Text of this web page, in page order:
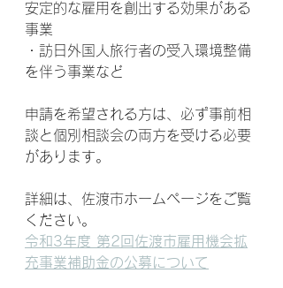
安定的な雇用を創出する効果がある
事業
・訪日外国人旅行者の受入環境整備
を伴う事業など
申請を希望される方は、必ず事前相
談と個別相談会の両方を受ける必要
があります。
詳細は、佐渡市ホームページをご覧
ください。
令和3年度 第2回佐渡市雇用機会拡
充事業補助金の公募について